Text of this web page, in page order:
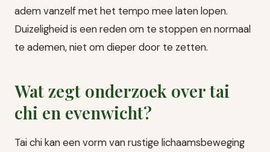
adem vanzelf met het tempo mee laten lopen.
Duizeligheid is een reden om te stoppen en normaal
te ademen, niet om dieper door te zetten.
Wat zegt onderzoek over tai
chi en evenwicht?
Tai chi kan een vorm van rustige lichaamsbeweging